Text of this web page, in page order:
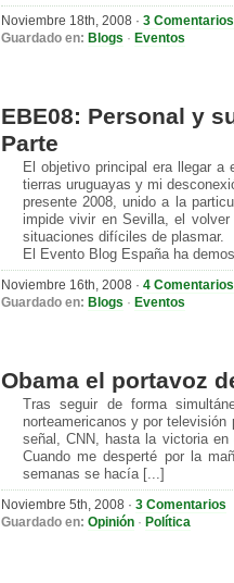
Noviembre 18th, 2008 · 3 Comentarios
Guardado en: Blogs · Eventos
EBE08: Personal y
Parte
El objetivo principal era llegar a
tierras uruguayas y mi
presente 2008, unido a la
impide vivir en Sevilla, el
situaciones difíciles de plasmar.
El Evento Blog España ha
Noviembre 16th, 2008 · 4 Comentarios
Guardado en: Blogs · Eventos
Obama el portavoz
Tras seguir de forma
norteamericanos y por
señal, CNN, hasta la victoria en
Cuando me desperté por la
semanas se hacía [...]
Noviembre 5th, 2008 · 3 Comentarios
Guardado en: Opinión · Política